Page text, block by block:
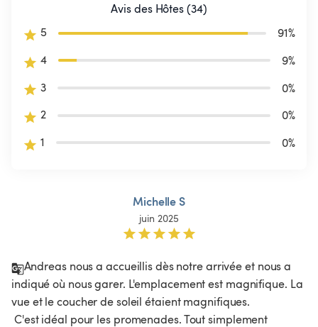
Avis des Hôtes (34)
5
91%
4
9%
3
0%
2
0%
1
0%
Michelle S
juin 2025
Andreas nous a accueillis dès notre arrivée et nous a
indiqué où nous garer. L'emplacement est magnifique. La
vue et le coucher de soleil étaient magnifiques.